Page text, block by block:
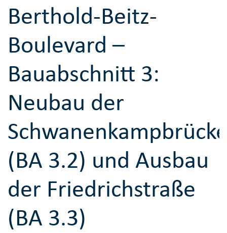
Berthold-Beitz-
Boulevard –
Bauabschnitt 3:
Neubau der
(BA 3.2) und Ausbau
der Friedrichstraße
(BA 3.3)